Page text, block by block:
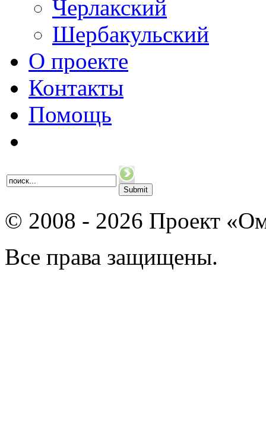
Черлакский
Шербакульский
О проекте
Контакты
Помощь
© 2008 - 2026 Проект
Все права защищены.